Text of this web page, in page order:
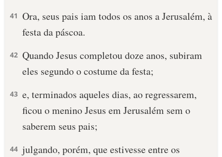
41 Ora, seus pais iam todos os anos a Jerusalém, à
festa da páscoa.
42 Quando Jesus completou doze anos, subiram
eles segundo o costume da festa;
43 e, terminados aqueles dias, ao regressarem,
ficou o menino Jesus em Jerusalém sem o
saberem seus pais;
44 julgando, porém, que estivesse entre os